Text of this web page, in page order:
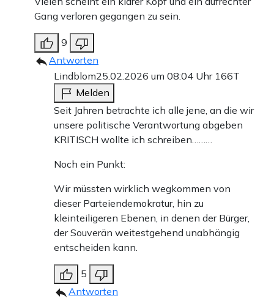
Gang verloren gegangen zu sein.
9
Antworten
Lindblom25.02.2026 um 08:04 Uhr 166T
Melden
Seit Jahren betrachte ich alle jene, an die wir
unsere politische Verantwortung abgeben
KRITISCH wollte ich schreiben………
Noch ein Punkt:
Wir müssten wirklich wegkommen von
dieser Parteiendemokratur, hin zu
kleinteiligeren Ebenen, in denen der Bürger,
der Souverän weitestgehend unabhängig
entscheiden kann.
5
Antworten